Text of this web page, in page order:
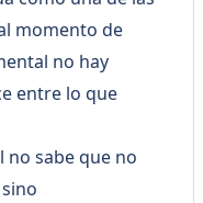
momento de
no hay
entre lo que
no sabe que no